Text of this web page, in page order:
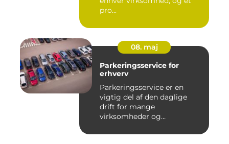
pro...
08. maj
Parkeringsservice for
erhverv
Parkeringsservice er en
vigtig del af den daglige
drift for mange
virksomheder og